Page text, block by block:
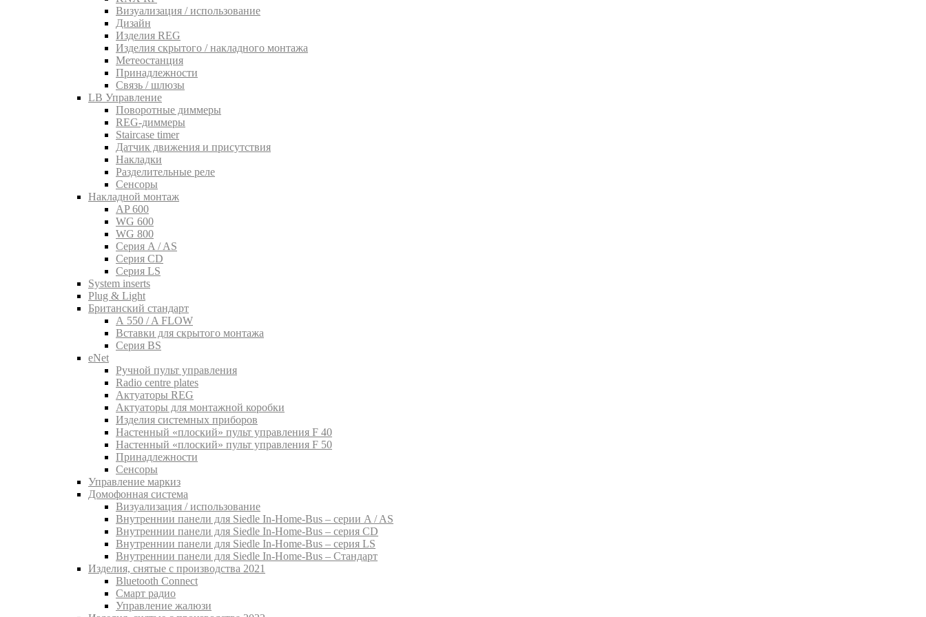
Визуализация / использование
Дизайн
Изделия REG
Изделия скрытого / накладного монтажа
Метеостанция
Принадлежности
Связь / шлюзы
LB Управление
Поворотные диммеры
REG-диммеры
Staircase timer
Датчик движения и присутствия
Накладки
Разделительные реле
Сенсоры
Накладной монтаж
AP 600
WG 600
WG 800
Серия A / AS
Серия CD
Серия LS
System inserts
Plug & Light
Британский стандарт
A 550 / A FLOW
Вставки для скрытого монтажа
Серия BS
eNet
Pучной пульт управления
Radio centre plates
Актуаторы REG
Актуаторы для монтажной коробки
Изделия системных приборов
Настенный «плоский» пульт управления F 40
Настенный «плоский» пульт управления F 50
Принадлежности
Сенсоры
Управление маркиз
Домофонная система
Визуализация / использование
Внутреннии панели для Siedle In-Home-Bus – серии A / AS
Внутреннии панели для Siedle In-Home-Bus – серия CD
Внутреннии панели для Siedle In-Home-Bus – серия LS
Внутреннии панели для Siedle In-Home-Bus – Стандарт
Изделия, снятые с производства 2021
Bluetooth Connect
Смарт радио
Управление жалюзи